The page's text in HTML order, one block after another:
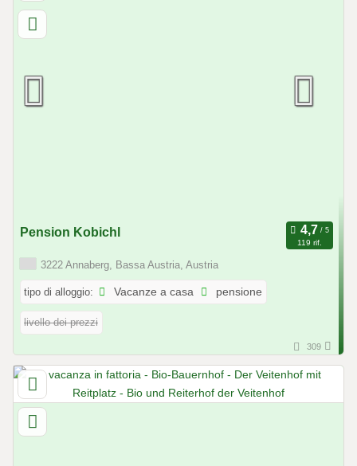
Pension Kobichl
119 rif.
3222 Annaberg, Bassa Austria, Austria
tipo di alloggio: Vacanze a casa pensione
livello dei prezzi
309